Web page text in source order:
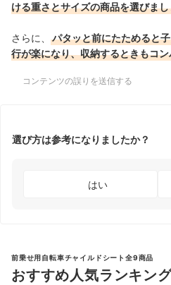
ける重さとサイズの商品を選びま
さらに、
パタッと前にたためると
行が楽になり、収納するときもコ
コンテンツの誤りを送信する
選び方は参考になりましたか？
はい
前乗せ用自転車チャイルドシート全9商品
おすすめ人気ランキン